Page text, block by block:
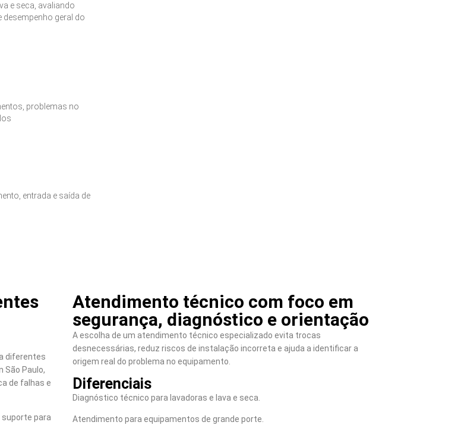
e seca, avaliando
geral do
problemas no
entrada e saída de
diferentes
São Paulo,
de falhas e
para
Atendimento técnico com foco em
segurança, diagnóstico e orientação
A escolha de um atendimento técnico especializado evita trocas
desnecessárias, reduz riscos de instalação incorreta e ajuda a identificar a
origem real do problema no equipamento.
Diferenciais
Diagnóstico técnico para lavadoras e lava e seca.
Atendimento para equipamentos de grande porte.